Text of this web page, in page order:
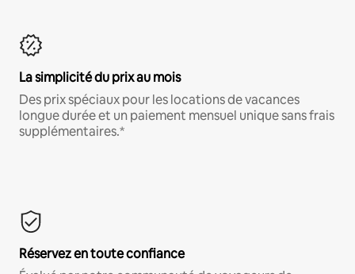
La simplicité du prix au mois
Des prix spéciaux pour les locations de vacances
longue durée et un paiement mensuel unique sans frais
supplémentaires.*
Réservez en toute confiance